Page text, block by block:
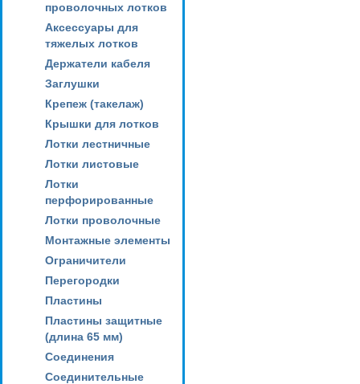
проволочных лотков
Аксессуары для
тяжелых лотков
Держатели кабеля
Заглушки
Крепеж (такелаж)
Крышки для лотков
Лотки лестничные
Лотки листовые
Лотки
перфорированные
Лотки проволочные
Монтажные элементы
Ограничители
Перегородки
Пластины
Пластины защитные
(длина 65 мм)
Соединения
Соединительные